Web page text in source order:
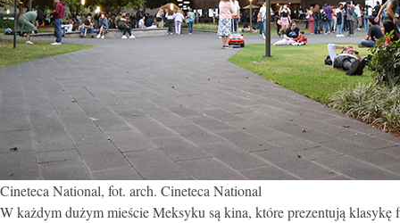
Cineteca National, fot. arch. Cineteca National
W każdym dużym mieście Meksyku są kina, któreprezentują klasykę